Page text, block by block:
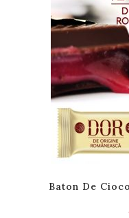
Baton De